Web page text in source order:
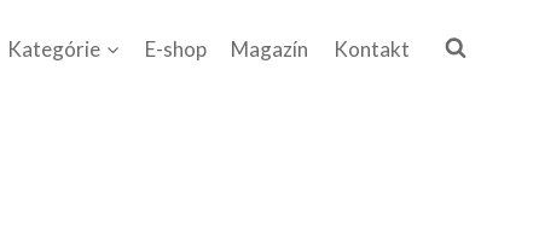
Kategórie E-shop Magazín Kontakt